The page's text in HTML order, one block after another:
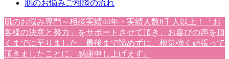
肌のお悩みご相談の流れ
肌のお悩み専門～相談実績44年・実績人数8千人以上！「お
客様の決意と努力」をサポートさせて頂き、お喜びの声を頂
くまでに至りました。最後まで諦めずに、根気強く頑張って
頂きましたことに、感謝申し上げます。